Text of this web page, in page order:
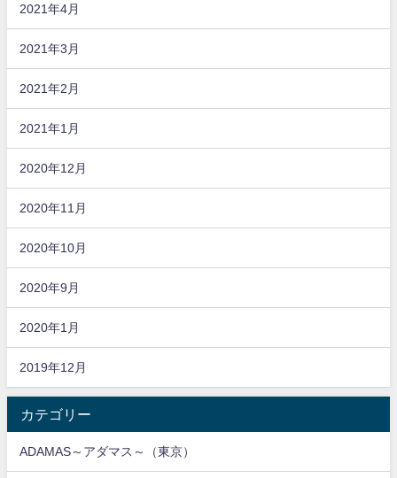
2021年4月
2021年3月
2021年2月
2021年1月
2020年12月
2020年11月
2020年10月
2020年9月
2020年1月
2019年12月
カテゴリー
ADAMAS～アダマス～（東京）